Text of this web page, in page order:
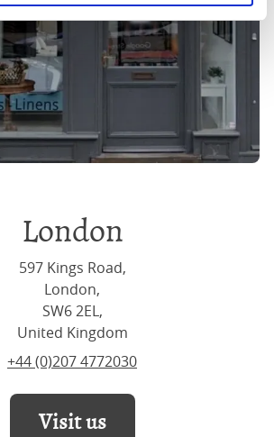
London
597 Kings Road,
London,
SW6 2EL,
United Kingdom
+44 (0)207 4772030
Visit us